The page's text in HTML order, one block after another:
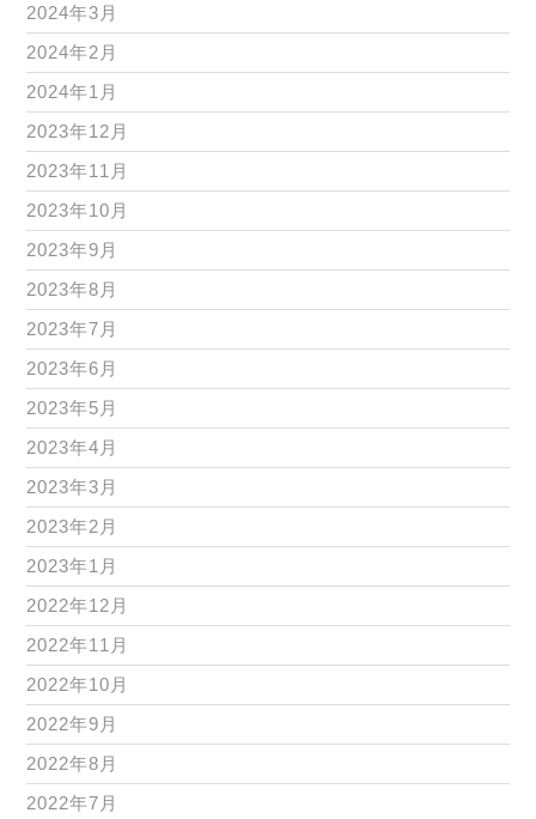
2024年3月
2024年2月
2024年1月
2023年12月
2023年11月
2023年10月
2023年9月
2023年8月
2023年7月
2023年6月
2023年5月
2023年4月
2023年3月
2023年2月
2023年1月
2022年12月
2022年11月
2022年10月
2022年9月
2022年8月
2022年7月